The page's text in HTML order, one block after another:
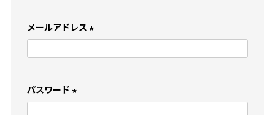
メールアドレス
必
パスワード